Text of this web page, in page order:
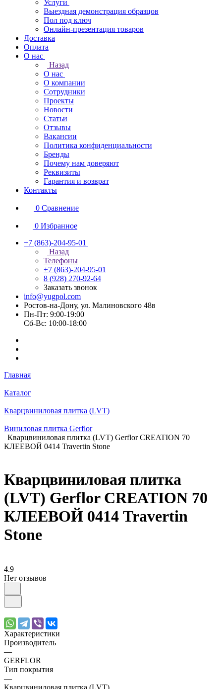
Услуги
Выездная демонстрация образцов
Пол под ключ
Онлайн-презентация товаров
Доставка
Оплата
О нас
Назад
О нас
О компании
Сотрудники
Проекты
Новости
Статьи
Отзывы
Вакансии
Политика конфиденциальности
Бренды
Почему нам доверяют
Реквизиты
Гарантия и возврат
Контакты
0 Сравнение
0 Избранное
+7 (863)-204-95-01
Назад
Телефоны
+7 (863)-204-95-01
8 (928) 270-92-64
Заказать звонок
info@yugpol.com
Ростов-на-Дону, ул. Малиновского 48в
Пн-Пт: 9:00-19:00
Cб-Вс: 10:00-18:00
Главная
Каталог
Кварцвиниловая плитка (LVT)
Виниловая плитка Gerflor
Кварцвиниловая плитка (LVT) Gerflor CREATION 70
КЛЕЕВОЙ 0414 Travertin Stone
Кварцвиниловая плитка
(LVT) Gerflor CREATION 70
КЛЕЕВОЙ 0414 Travertin
Stone
4.9
Нет отзывов
Характеристики
Производитель
—
GERFLOR
Тип покрытия
—
Кварцвиниловая плитка (LVT)